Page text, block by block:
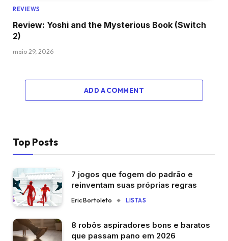
REVIEWS
Review: Yoshi and the Mysterious Book (Switch
2)
maio 29, 2026
ADD A COMMENT
Top Posts
7 jogos que fogem do padrão e
reinventam suas próprias regras
Eric Bortoleto LISTAS
8 robôs aspiradores bons e baratos
que passam pano em 2026